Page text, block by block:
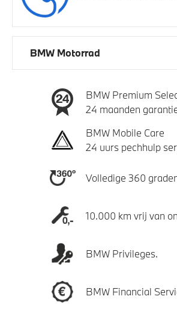
BMW Motorrad
BMW Premium
24 maanden
BMW Mobile Care
24 uurs pechhulp
Volledige 360
10.000 km vrij van
BMW Privileges.
BMW Financial